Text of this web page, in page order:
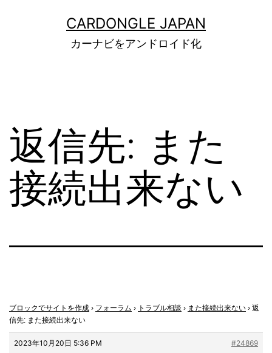
CARDONGLE JAPAN
カーナビをアンドロイド化
返信先: また
接続出来ない
ブロックでサイトを作成 › フォーラム › トラブル相談 › また接続出来ない › 返
信先: また接続出来ない
2023年10月20日 5:36 PM #24869